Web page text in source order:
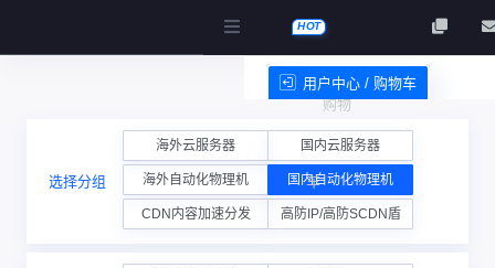
HOT
购物
车
用户中心 / 购物车
服务条款
选择分组
海外云服务器 国内云服务器
海外自动化物理机 国内自动化物理机
CDN内容加速分发 高防IP/高防SCDN盾